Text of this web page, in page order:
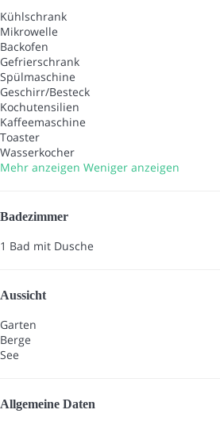
Kühlschrank
Mikrowelle
Backofen
Gefrierschrank
Spülmaschine
Geschirr/Besteck
Kochutensilien
Kaffeemaschine
Toaster
Wasserkocher
Mehr anzeigen Weniger anzeigen
Badezimmer
1 Bad mit Dusche
Aussicht
Garten
Berge
See
Allgemeine Daten